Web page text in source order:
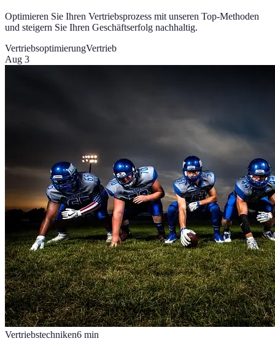
Optimieren Sie Ihren Vertriebsprozess mit unseren Top-Methoden
und steigern Sie Ihren Geschäftserfolg nachhaltig.
VertriebsoptimierungVertrieb
Aug 3
Vertriebstechniken6 min